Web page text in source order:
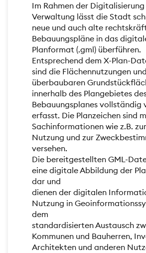
Im Rahmen der
Verwaltung lässt die Stadt
neue und auch alte
Bebauungspläne in das
Planformat (.gml) überführen.
Entsprechend dem X-Plan-
sind die Flächennutzungen
überbaubaren
innerhalb des Plangebietes
Bebauungsplanes vollständig
erfasst. Die Planzeichen sind
Sachinformationen wie z.B.
Nutzung und zur
versehen.
Die bereitgestellten GML-
eine digitale Abbildung der
dar und
dienen der digitalen
Nutzung in
dem
standardisierten Austausch
Kommunen und Bauherren,
Architekten und anderen